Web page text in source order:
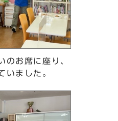
のお席に座り、
いました。